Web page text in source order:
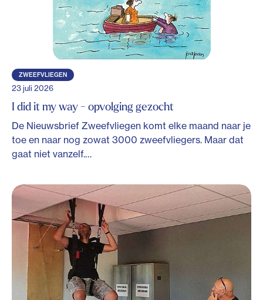
ZWEEFVLIEGEN
23 juli 2026
I did it my way - opvolging gezocht
De Nieuwsbrief Zweefvliegen komt elke maand naar je
toe en naar nog zowat 3000 zweefvliegers. Maar dat
gaat niet vanzelf.…